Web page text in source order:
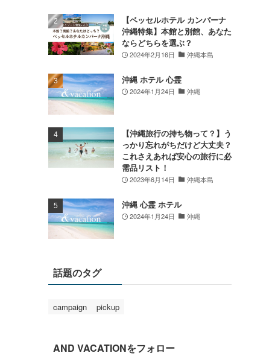
【ベッセルホテル カンパーナ
沖縄特集】本館と別館、あなた
ならどちらを選ぶ？
2024年2月16日 沖縄本島
沖縄 ホテル 心霊
2024年1月24日 沖縄
【沖縄旅行の持ち物って？】う
っかり忘れがちだけど大丈夫？
これさえあれば安心の旅行に必
需品リスト！
2023年6月14日 沖縄本島
沖縄 心霊 ホテル
2024年1月24日 沖縄
話題のタグ
campaign pickup
AND VACATIONをフォロー